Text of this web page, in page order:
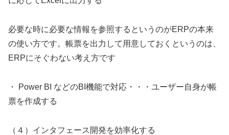
必要な時に必要な情報を参照するというのがERPの本来
の使い方です。帳票を出力して用意しておくというのは、
ERPにそぐわない考え方です
・ Power BI などのBI機能で対応・・・ユーザー自身が帳
票を作成する
（４）インタフェース開発を効率化する